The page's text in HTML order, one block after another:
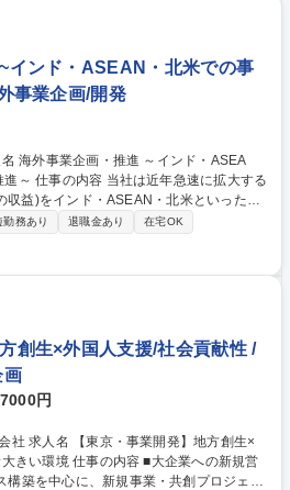
のライセンス取得交渉・契約交渉■既存
ジメント・継続取引拡大■海外市場ニー
契約条件（地域、言語、期間、独占/非独
ンド・ASEAN・北米での事
事業企画/開発
に拡大する
益)をインド・ASEAN・北米といった重
ミルのM&Aや現地JVとの折衝、事業運営
を お任せ致します。 (1)事
海外事業の構想・実行(M&A含む)■既存主
・推進※企画・立ち上げ後、現地赴任の可
事業の経営管理・利益最大化の推進■JVに
重要会議運営 (3)地域担当:■インド、AS
れかの地域での業務推進■当該地域の知見
画・推進 ～イ
盤拡大を推進～
勤務あり 退職金あり
在宅OK
創生×外国人支援/社会貢献性 /
画
円
方創生×
■大企業への新規営
構築を中心に、新規事業・共創プロジェク